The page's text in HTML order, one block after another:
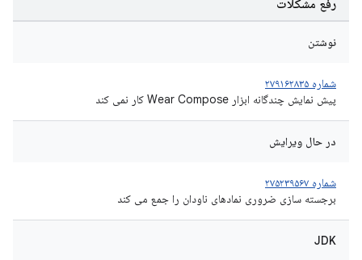
رفع مشکلات
نوشتن
شماره ۲۷۹۱۶۲۸۳۵
پیش نمایش چندگانه ابزار Wear Compose کار نمی کند
در حال ویرایش
شماره ۲۷۵۲۳۹۵۶۷
برجسته سازی ضروری نمادهای ناودان را جمع می کند
JDK